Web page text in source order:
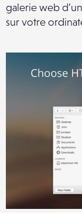
galerie web
sur votre